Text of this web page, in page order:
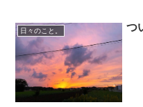
日々のこと。 つ